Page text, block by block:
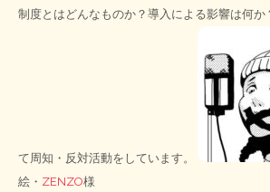
制度とはどんなものか？導入による影響は何か
て周知・反対活動をしています。
絵・ ZENZO様